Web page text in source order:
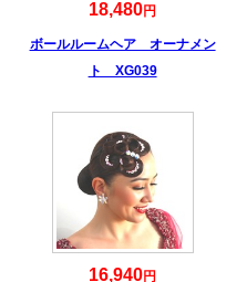
18,480円
ボールルームヘア オーナメン
ト XG039
16,940円